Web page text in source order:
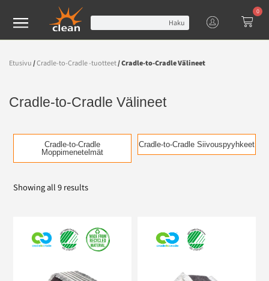
Haku
0
Etusivu /Cradle-to-Cradle -tuotteet/ Cradle-to-Cradle Välineet
Cradle-to-Cradle Välineet
Cradle-to-Cradle
Moppimenetelmät
Cradle-to-Cradle Siivouspyyhkeet
Showing all 9 results